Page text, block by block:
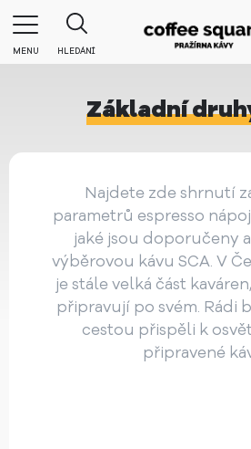
MENU HLEDÁNÍ
Základní
Najdete zde shrnutí
parametrů espresso
jaké jsou doporučeny
výběrovou kávu SCA. V
je stále velká část
připravují po svém. Rádi
cestou přispěli k
připravené